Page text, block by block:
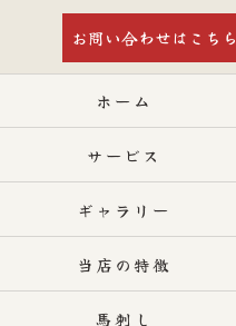
お問い合わせはこちら
ホーム
サービス
ギャラリー
当店の特徴
馬刺し